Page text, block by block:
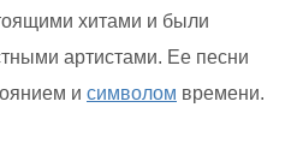
хитами и были
артистами. Ее песни
и символом времени.